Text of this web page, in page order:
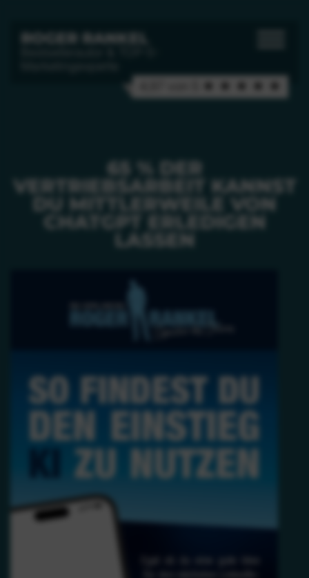
ROGER RANKEL
65 % DER
VERTRIEBSARBEIT KANNST
DU MITTLERWEILE VON
CHATGPT ERLEDIGEN
LASSEN